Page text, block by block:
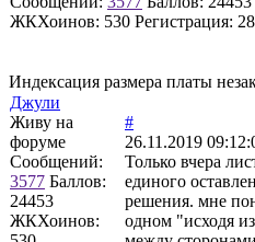
ЖКХоинов: 530 Регистрация:
Индексация размера платы
Джули
Живу на
форуме
Сообщений:
3577 Баллов:
24453
ЖКХоинов:
#
26.11.2019
Только вчера
единого
решения. мне
одном "исходя